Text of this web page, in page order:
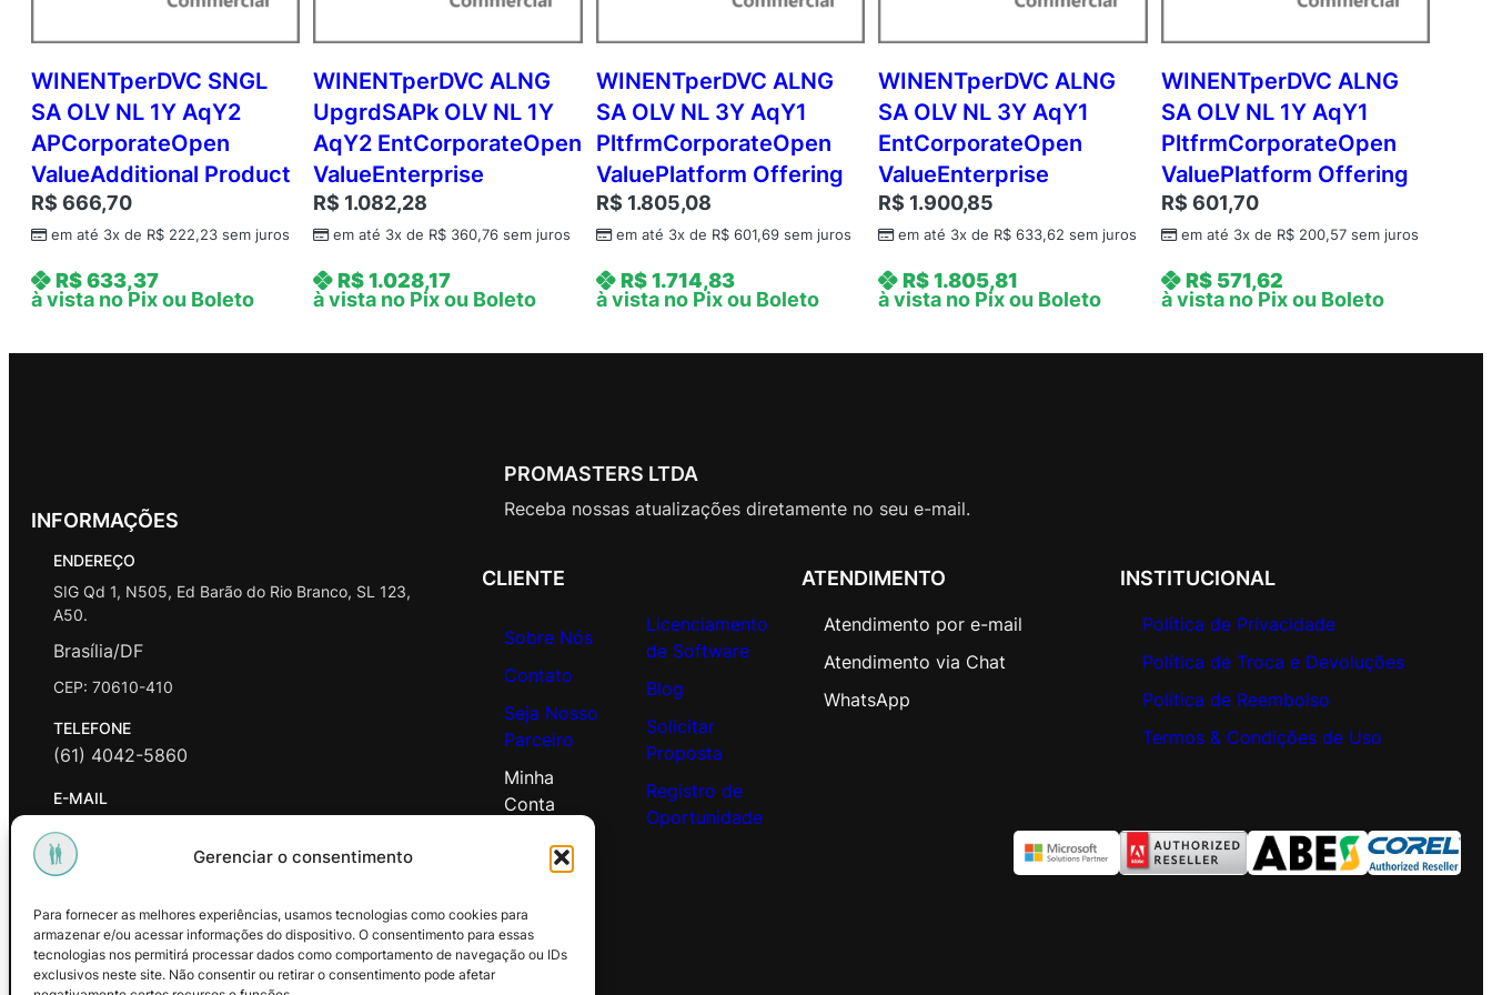
Gerenciar o consentimento
Para fornecer as melhores experiências, usamos tecnologias como cookies para
armazenar e/ou acessar informações do dispositivo. O consentimento para essas
tecnologias nos permitirá processar dados como comportamento de navegação ou IDs
exclusivos neste site. Não consentir ou retirar o consentimento pode afetar
V
N
L
1
Y
A
q
Y
A
L
C
WINENTperDVC SNGL
SA OLV NL 1Y AqY2
APCorporateOpen
ValueAdditional Product
R$ 666,70
em até 3x de R$ 222,23 sem juros
R$633,37
à vista no Pix ou Boleto
WINENTperDVC ALNG
UpgrdSAPk OLV NL 1Y
AqY2 EntCorporateOpen
ValueEnterprise
R$ 1.082,28
em até 3x de R$ 360,76 sem juros
R$1.028,17
à vista no Pix ou Boleto
WINENTperDVC ALNG
SA OLV NL 3Y AqY1
PltfrmCorporateOpen
ValuePlatform Offering
R$ 1.805,08
em até 3x de R$601,69sem juros
R$1.714,83
à vista no Pix ou Boleto
WINENTperDVC ALNG
SA OLV NL 3Y AqY1
EntCorporateOpen
ValueEnterprise
R$ 1.900,85
em até 3x de R$ 633,62 sem juros
R$1.805,81
à vista no Pix ou Boleto
WINENTperDVC ALNG
SA OLV NL 1Y AqY1
PltfrmCorporateOpen
ValuePlatform Offering
R$ 601,70
em até 3x de R$200,57sem juros
R$571,62
à vista no Pix ou Boleto
INFORMAÇÕES
ENDEREÇO
SIG Qd 1, N505, Ed Barão do Rio Branco, SL 123,
A50.
Brasília/DF
CEP: 70610-410
TELEFONE
(61) 4042-5860
E-MAIL
contato@promasters.net.br
HORÁRIO DE ATENDIMENTO
Facebook Instagram Youtube
PROMASTERS LTDA
Receba nossas atualizações diretamente no seu e-mail.
CLIENTE
Sobre Nós
Contato
Seja Nosso
Parceiro
Minha
Conta
Licenciamento
de Software
Blog
Solicitar
Proposta
Registro de
Oportunidade
ATENDIMENTO
Atendimento por e-mail
Atendimento via Chat
WhatsApp
INSTITUCIONAL
Política de Privacidade
Política de Troca e Devoluções
Política de Reembolso
Termos & Condições de Uso